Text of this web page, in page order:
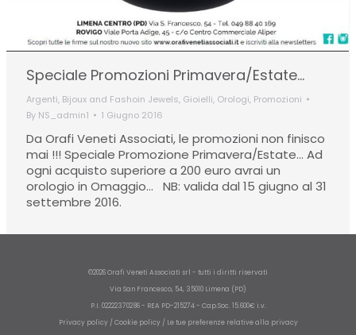
Speciale Promozioni Primavera/Estate…
Argenti, Bijoux and Fashoin Jewels, Gioielli, Orologi, Promozioni
By NS_admin1 1 Giugno 2016
Da Orafi Veneti Associati, le promozioni non finisco
mai !!! Speciale Promozione Primavera/Estate… Ad
ogni acquisto superiore a 200 euro avrai un
orologio in Omaggio… NB: valida dal 15 giugno al 31
settembre 2016.
©2026 Orafi Veneti Associati srl - tutti i diritti riservati
Via San Francesco, 54, 35010 Limena (PD)
P.I. 02222370286 - REA PD-215274 - Cap.Soc. 15.600€ i.v.
Privacy policy/Cookie policy/ Le tue preferenze relative alla privacy